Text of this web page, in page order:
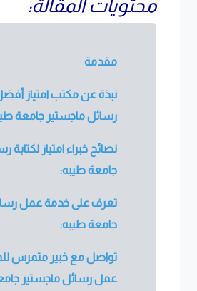
محتويات المقالة:
مقدمة
نبذة عن مكتب امتياز
رسائل ماجستير جامعة
نصائح خبراء امتياز لكتابة
جامعة طيبه:
تعرف على خدمة عمل
جامعة طيبه:
تواصل مع خبير متمرس
عمل رسائل ماجستير